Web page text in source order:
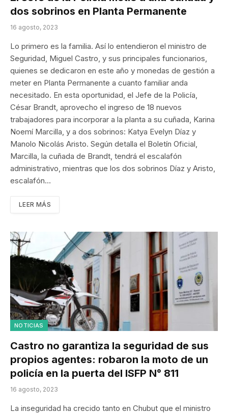
dos sobrinos en Planta Permanente
16 agosto, 2023
Lo primero es la familia. Así lo entendieron el ministro de
Seguridad, Miguel Castro, y sus principales funcionarios,
quienes se dedicaron en este año y monedas de gestión a
meter en Planta Permanente a cuanto familiar anda
necesitado. En esta oportunidad, el Jefe de la Policía,
César Brandt, aprovecho el ingreso de 18 nuevos
trabajadores para incorporar a la planta a su cuñada, Karina
Noemí Marcilla, y a dos sobrinos: Katya Evelyn Díaz y
Manolo Nicolás Aristo. Según detalla el Boletín Oficial,
Marcilla, la cuñada de Brandt, tendrá el escalafón
administrativo, mientras que los dos sobrinos Díaz y Aristo,
escalafón…
LEER MÁS
NOTICIAS
Castro no garantiza la seguridad de sus
propios agentes: robaron la moto de un
policía en la puerta del ISFP N° 811
16 agosto, 2023
La inseguridad ha crecido tanto en Chubut que el ministro